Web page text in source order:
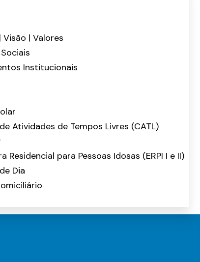
Visão | Valores
Institucionais
Atividades de Tempos Livres (CATL)
Residencial para Pessoas Idosas (ERPI I e II)
Dia